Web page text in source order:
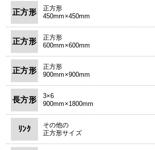
正方形
正方形
450mm×450mm
正方形
正方形
600mm×600mm
正方形
正方形
900mm×900mm
長方形
3×6
900mm×1800mm
ﾘﾝｸ
その他の
正方形サイズ